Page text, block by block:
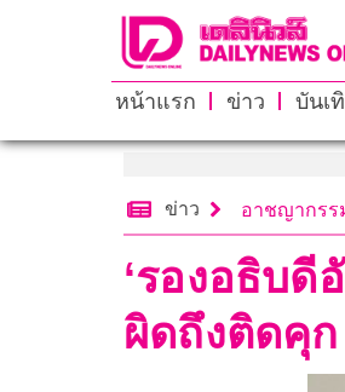
หน้าแรก ข่าว บันเ
ข่าว อาชญากรร
‘รองอธิบดี
ผิดถึงติดคุก